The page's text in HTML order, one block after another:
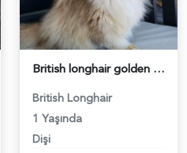
British longhair golden ny12 Scrli dişi - 118984381
British Longhair
1 Yaşında
Dişi